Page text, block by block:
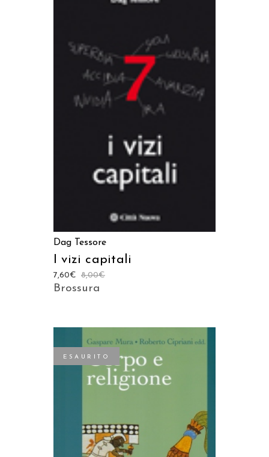
AGGIUNGI AL CARRELLO
Dag Tessore
I vizi capitali
8,00€
7,60€
Brossura
ESAURITO